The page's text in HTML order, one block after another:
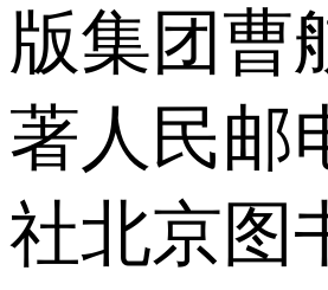
版集团曹
著人民邮
社北京图